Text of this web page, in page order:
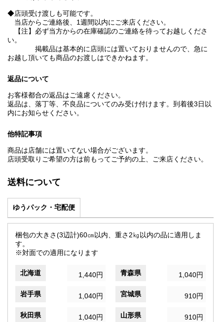
◆店頭受け渡しも可能です。
当店からご連絡後、1週間以内にご来店ください。
【注】必ず当方からの在庫確認のご連絡を待ってお越しくださ
い。
掲載品は基本的に店頭には置いておりませんので、急に
お越し頂いても商品のお渡しはできかねます。
返品について
お客様都合の返品はご遠慮ください。
返品は、落丁等、不良品についてのみ受け付けます。到着後3日以
内にお知らせください。
他特記事項
商品は店舗には置いてない場合がございます。
店頭受取りご希望の方は前もってご予約の上、ご来店ください。
送料について
ゆうパック・宅配便
梱包の大きさ(3辺計)60㎝以内、重さ2㎏以内の品に適用しま
す。
※対面での適用になります
北海道 1,440円 青森県 1,040円
岩手県 1,040円 宮城県 910円
秋田県 1,040円 山形県 910円